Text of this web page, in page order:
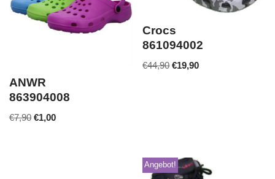
ANWR
863904008
€7,90 €1,00
Crocs
861094002
€44,90 €19,90
Angebot!